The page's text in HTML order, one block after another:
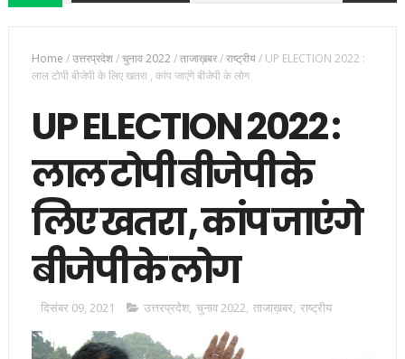
Home /उत्तरप्रदेश/चुनाव 2022/ताजाख़बर/राष्ट्रीय/ UP ELECTION 2022 :
लाल टोपी बीजेपी के लिए खतरा , कांप जाएंगे बीजेपी के लोग
UP ELECTION 2022 :
लाल टोपी बीजेपी के
लिए खतरा , कांप जाएंगे
बीजेपी के लोग
दिसंबर 09, 2021 उत्तरप्रदेश, चुनाव 2022, ताजाख़बर, राष्ट्रीय